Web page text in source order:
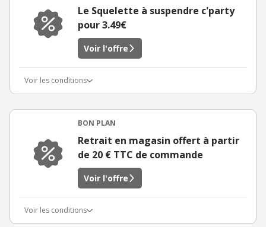
Le Squelette à suspendre c'party
pour 3.49€
Voir l'offre
Voir les conditions
BON PLAN
Retrait en magasin offert à partir
de 20 € TTC de commande
Voir l'offre
Voir les conditions